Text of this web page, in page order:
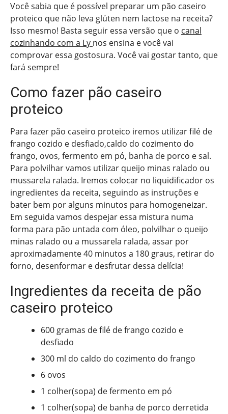
Você sabia que é possível preparar um pão caseiro
proteico que não leva glúten nem lactose na receita?
Isso mesmo! Basta seguir essa versão que o canal
cozinhando com a Ly nos ensina e você vai
comprovar essa gostosura. Você vai gostar tanto, que
fará sempre!
Como fazer pão caseiro
proteico
Para fazer pão caseiro proteico iremos utilizar filé de
frango cozido e desfiado,caldo do cozimento do
frango, ovos, fermento em pó, banha de porco e sal.
Para polvilhar vamos utilizar queijo minas ralado ou
mussarela ralada. Iremos colocar no liquidificador os
ingredientes da receita, seguindo as instruções e
bater bem por alguns minutos para homogeneizar.
Em seguida vamos despejar essa mistura numa
forma para pão untada com óleo, polvilhar o queijo
minas ralado ou a mussarela ralada, assar por
aproximadamente 40 minutos a 180 graus, retirar do
forno, desenformar e desfrutar dessa delícia!
Ingredientes da receita de pão
caseiro proteico
600 gramas de filé de frango cozido e
desfiado
300 ml do caldo do cozimento do frango
6 ovos
1 colher(sopa) de fermento em pó
1 colher(sopa) de banha de porco derretida